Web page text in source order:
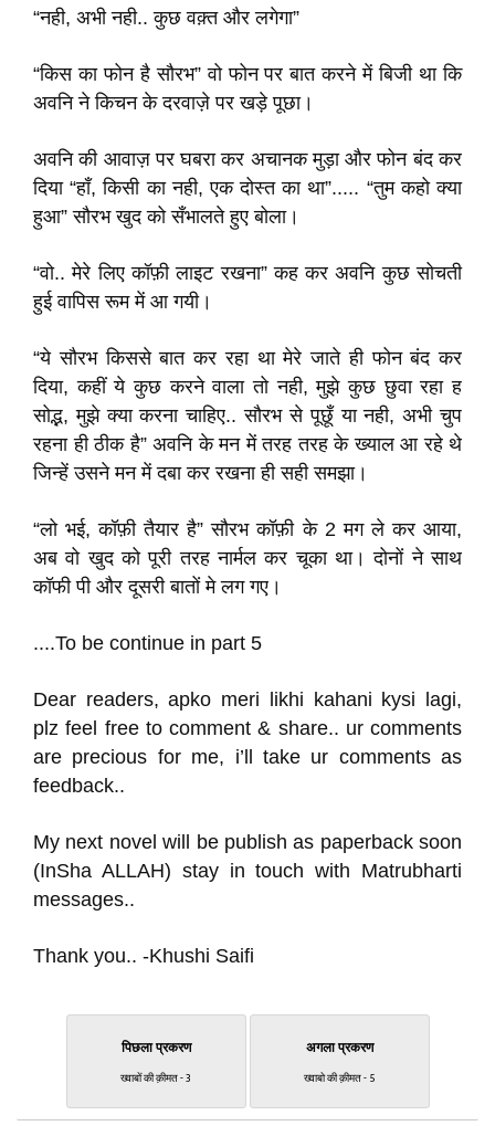
“नही, अभी नही.. कुछ वक़्त और लगेगा”
“किस का फोन है सौरभ” वो फोन पर बात करने में बिजी था कि
अवनि ने किचन के दरवाज़े पर खड़े पूछा।
अवनि की आवाज़ पर घबरा कर अचानक मुड़ा और फोन बंद कर
दिया “हाँ, किसी का नही, एक दोस्त का था”..... “तुम कहो क्या
हुआ” सौरभ खुद को सँभालते हुए बोला।
“वो.. मेरे लिए कॉफ़ी लाइट रखना” कह कर अवनि कुछ सोचती
हुई वापिस रूम में आ गयी।
“ये सौरभ किससे बात कर रहा था मेरे जाते ही फोन बंद कर
दिया, कहीं ये कुछ करने वाला तो नही, मुझे कुछ छुवा रहा ह
सोद्भ, मुझे क्या करना चाहिए.. सौरभ से पूछूँ या नही, अभी चुप
रहना ही ठीक है” अवनि के मन में तरह तरह के ख्याल आ रहे थे
जिन्हें उसने मन में दबा कर रखना ही सही समझा।
“लो भई, कॉफ़ी तैयार है” सौरभ कॉफ़ी के 2 मग ले कर आया,
अब वो खुद को पूरी तरह नार्मल कर चूका था। दोनों ने साथ
कॉफी पी और दूसरी बातों मे लग गए।
....To be continue in part 5
Dear readers, apko meri likhi kahani kysi lagi,
plz feel free to comment & share.. ur comments
are precious for me, i’ll take ur comments as
feedback..
My next novel will be publish as paperback soon
(InSha ALLAH) stay in touch with Matrubharti
messages..
Thank you.. -Khushi Saifi
पिछला प्रकरण
ख्वाबों की क़ीमत - 3
अगला प्रकरण
ख्वाबो की क़ीमत - 5